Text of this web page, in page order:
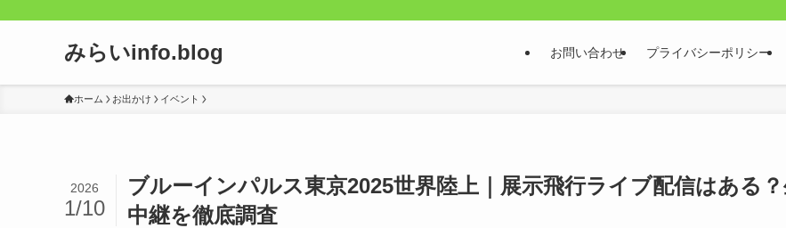
みらいinfo.blog お問い合わせ プライバシーポリシー
ホーム お出かけ イベント
ブルーインパルス東京2025世界陸上｜展示飛行ライブ配信はある
中継を徹底調査
2026
1/10